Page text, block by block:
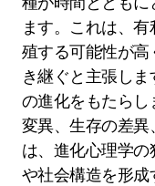
ます。これは、
殖する可能性が高
き継ぐと主張し
の進化をもたら
変異、生存の差
は、進化心理学
や社会構造を形成